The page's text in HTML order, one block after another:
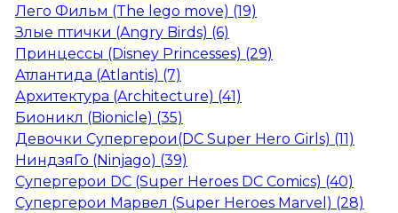
Лего Фильм (The lego move) (19)
Злые птички (Angry Birds) (6)
Принцессы (Disney Princesses) (29)
Атлантида (Atlantis) (7)
Архитектура (Architecture) (41)
Бионикл (Bionicle) (35)
Девочки Супергерои(DC Super Hero Girls) (11)
НиндзяГо (Ninjago) (39)
Супергерои DC (Super Heroes DC Comics) (40)
Супергерои Марвел (Super Heroes Marvel) (28)